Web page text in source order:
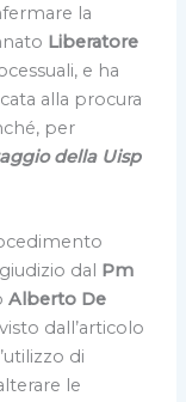
la
Liberatore
e ha
alla procura
per
della Uisp
dal Pm
Alberto De
dall’articolo
di
le